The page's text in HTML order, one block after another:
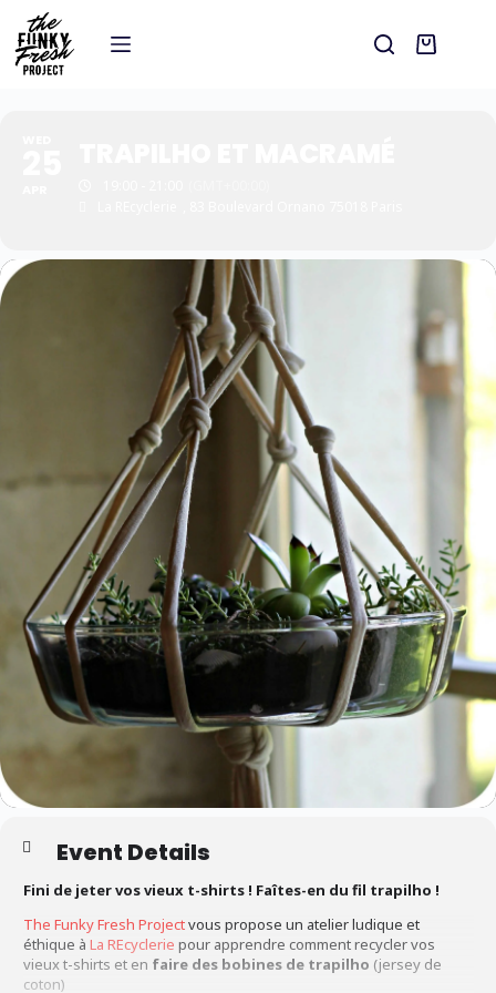
Event Details
Fini de jeter vos vieux t-shirts ! Faîtes-en du fil trapilho !
The Funky Fresh Projectvous propose un atelier ludique et
éthique à La REcyclerie pour apprendre comment recycler vos
vieux t-shirts et en faire des bobines de trapilho (jersey de
coton)